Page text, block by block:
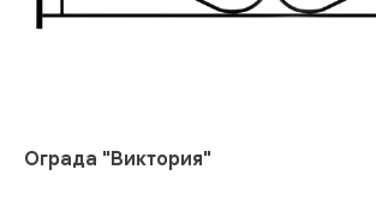
Ограда "Виктория"